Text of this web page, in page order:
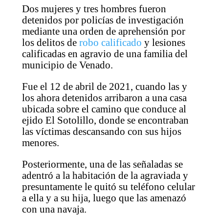
Dos mujeres y tres hombres fueron
detenidos por policías de investigación
mediante una orden de aprehensión por
los delitos de robo calificado y lesiones
calificadas en agravio de una familia del
municipio de Venado.
Fue el 12 de abril de 2021, cuando las y
los ahora detenidos arribaron a una casa
ubicada sobre el camino que conduce al
ejido El Sotolillo, donde se encontraban
las víctimas descansando con sus hijos
menores.
Posteriormente, una de las señaladas se
adentró a la habitación de la agraviada y
presuntamente le quitó su teléfono celular
a ella y a su hija, luego que las amenazó
con una navaja.